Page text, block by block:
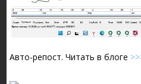
Авто-репост. Читать в блоге